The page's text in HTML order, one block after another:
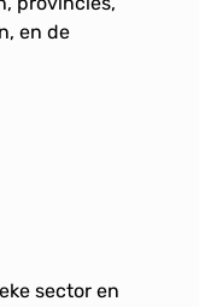
en de
sector en